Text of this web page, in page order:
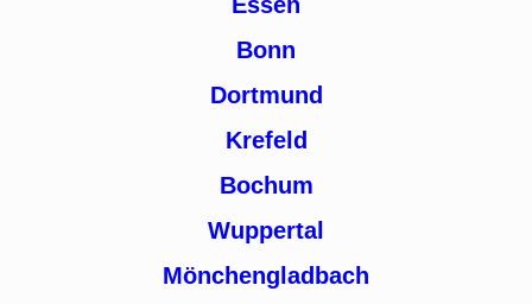
Bonn
Dortmund
Krefeld
Bochum
Wuppertal
Mönchengladbach